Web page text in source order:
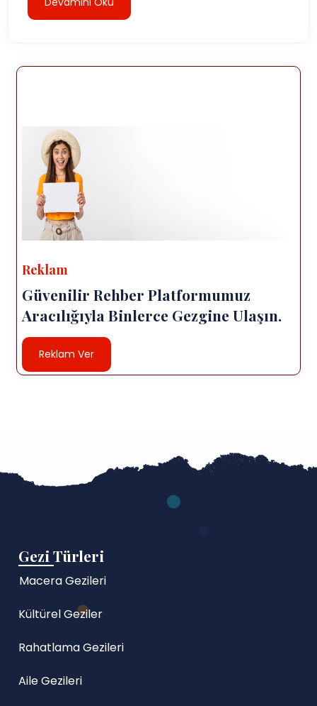
Reklam
Güvenilir Rehber Platformumuz
Aracılığıyla Binlerce Gezgine Ulaşın.
Reklam Ver
Gezi Türleri
Macera Gezileri
Kültürel Geziler
Rahatlama Gezileri
Aile Gezileri